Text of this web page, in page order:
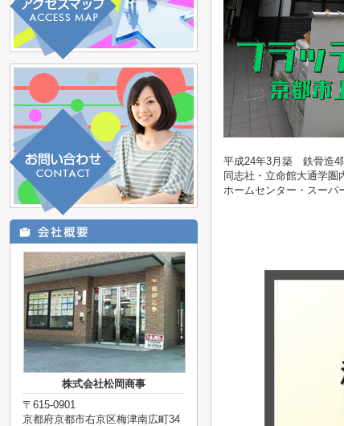
平成24年3月築　鉄骨造
同志社・立命館大通学圏
ホームセンター・スーパ
株式会社松岡商事
〒615-0901
京都府京都市右京区梅津南広町34